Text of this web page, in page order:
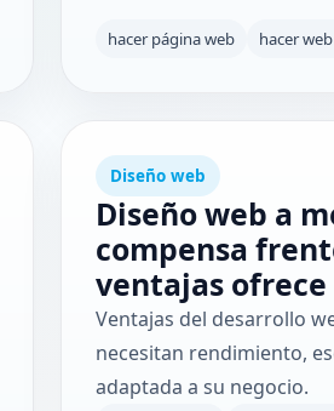
hacer página web hacer
Diseño web
Diseño web a
compensa
ventajas ofrece
Ventajas del desarrollo
necesitan rendimiento,
adaptada a su negocio.